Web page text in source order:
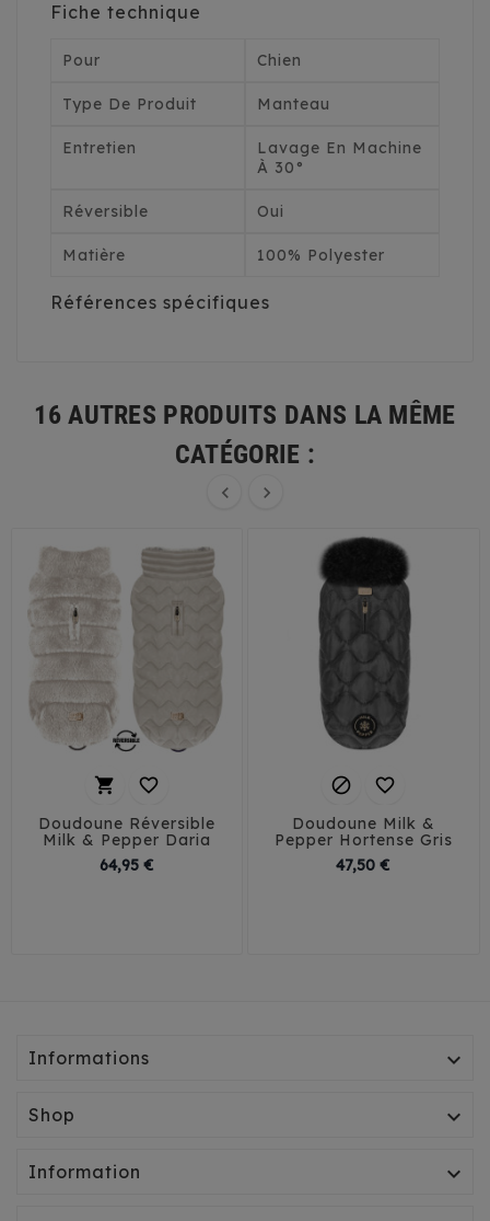
Fiche technique
Pour Chien
Type De Produit Manteau
Entretien
Lavage En Machine
À 30°
Réversible Oui
Matière 100% Polyester
Références spécifiques
16 AUTRES PRODUITS DANS LA MÊME
CATÉGORIE :
 
 
Doudoune Réversible
Milk & Pepper Daria
64,95 €Prix
 
Doudoune Milk &
Pepper Hortense Gris
47,50 €
Informations 
Shop 
Information 